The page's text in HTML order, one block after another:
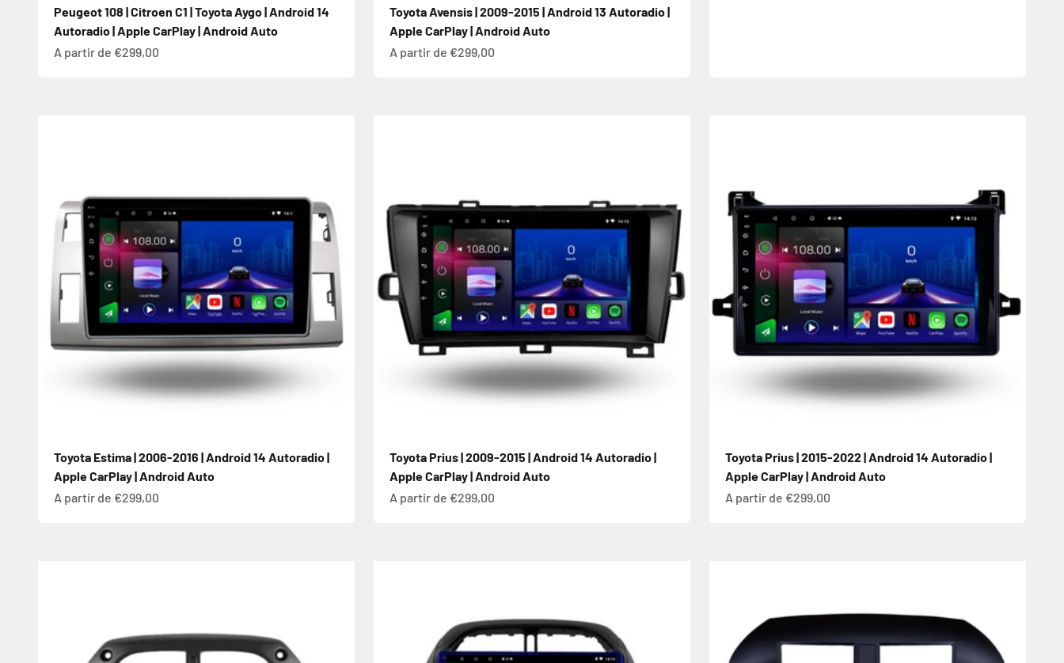
Peugeot 108 | Citroen C1 | Toyota Aygo | Android 14
Autoradio | Apple CarPlay | Android Auto
Prix de vente
A partir de €299,00
Toyota Avensis | 2009-2015 | Android 13 Autoradio |
Apple CarPlay | Android Auto
Prix de vente
A partir de €299,00
Toyota Estima | 2006-2016 | Android 14 Autoradio |
Apple CarPlay | Android Auto
Prix de vente
A partir de €299,00
Toyota Prius | 2009-2015 | Android 14 Autoradio |
Apple CarPlay | Android Auto
Prix de vente
A partir de €299,00
Toyota Prius | 2015-2022 | Android 14 Autoradio |
Apple CarPlay | Android Auto
Prix de vente
A partir de €299,00